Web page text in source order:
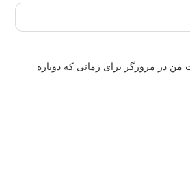
من در مرورگر برای زمانی که دوباره